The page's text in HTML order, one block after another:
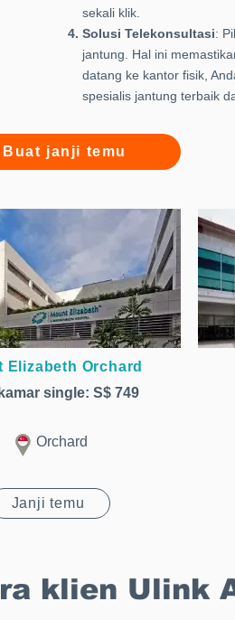
sekali klik.
Solusi Telekonsultasi:
jantung. Hal ini
datang ke kantor fisik,
spesialis jantung terbaik
Buat janji temu
Elizabeth Orchard
single: S$ 749
Orchard
Janji temu
klien Ulink